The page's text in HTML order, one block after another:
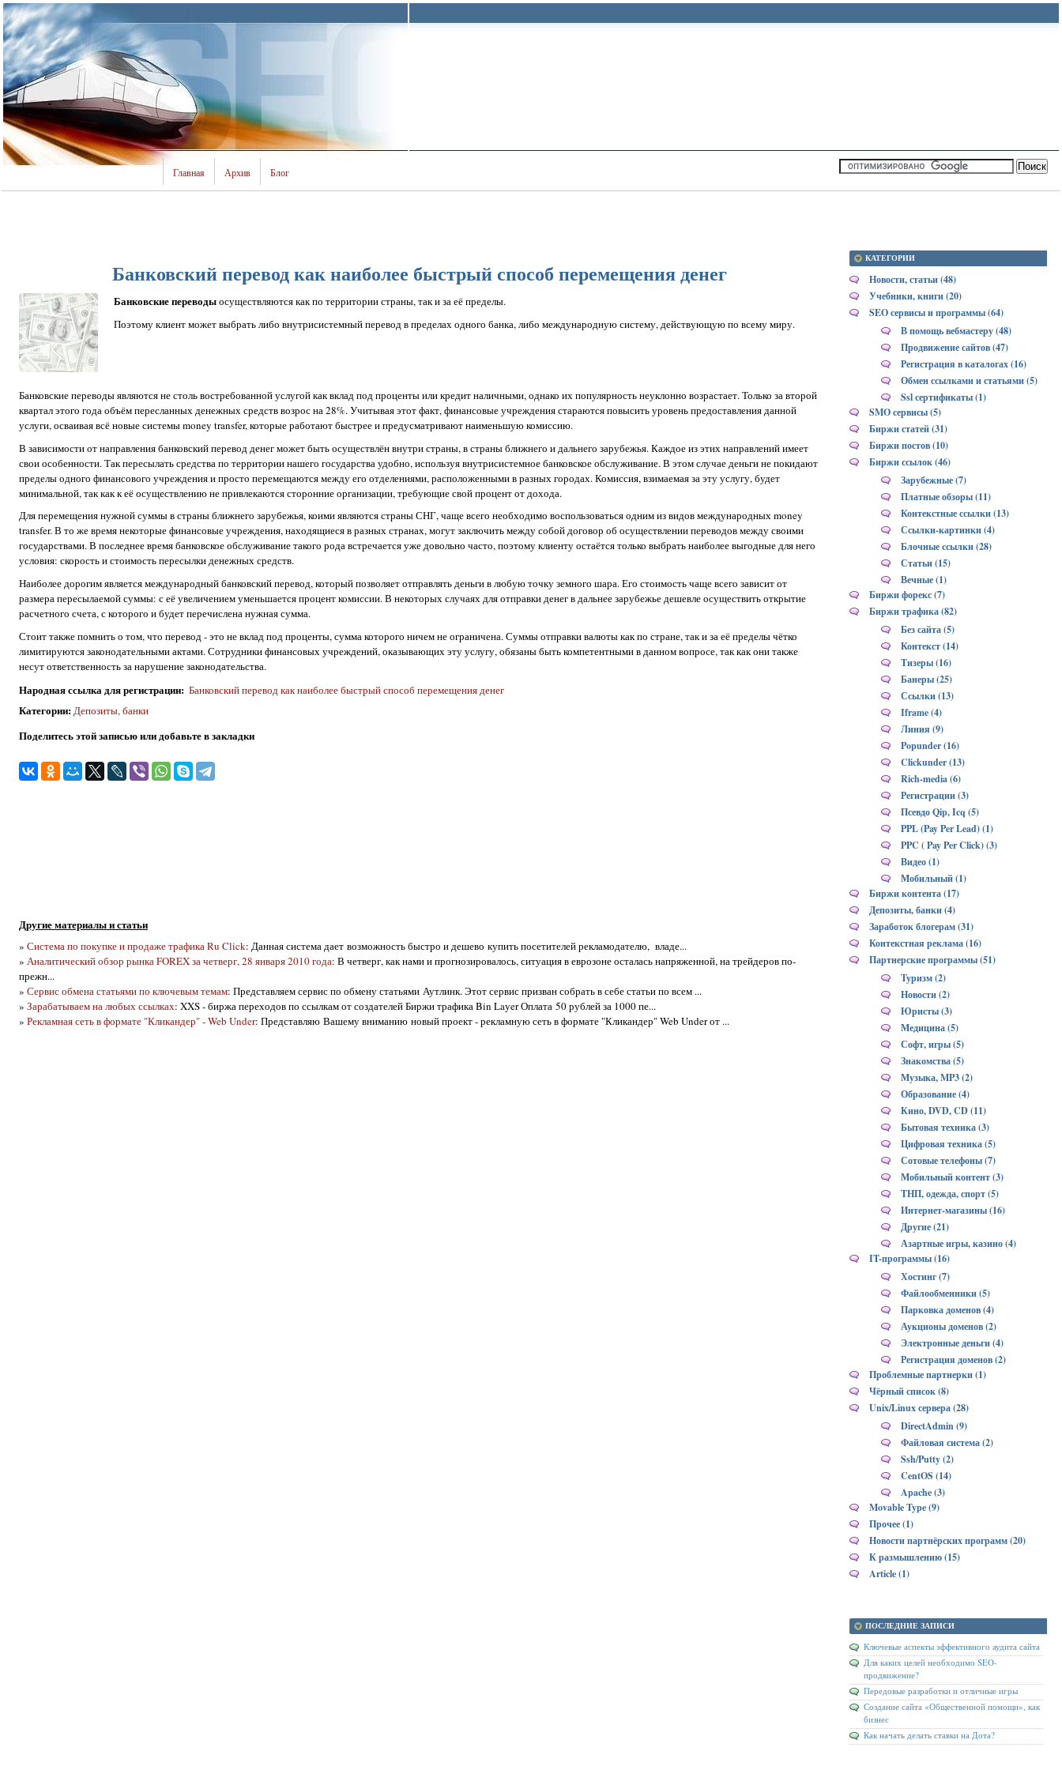
Главная Архив Блог
Банковский перевод как наиболее быстрый способ перемещения денег
Банковские переводыосуществляются как по территории страны, так и за её пределы.
Поэтому клиент может выбрать либо внутрисистемный перевод в пределах одного банка, либо международную систему, действующую по всему миру.
Банковские переводы являются не столь востребованной услугой как вклад под проценты или кредит наличными, однако их популярность неуклонно возрастает. Только за второй
квартал этого года объём пересланных денежных средств возрос на 28%. Учитывая этот факт, финансовые учреждения стараются повысить уровень предоставления данной
услуги, осваивая всё новые системы money transfer, которые работают быстрее и предусматривают наименьшую комиссию.
В зависимости от направления банковский перевод денег может быть осуществлён внутри страны, в страны ближнего и дальнего зарубежья. Каждое из этих направлений имеет
свои особенности. Так пересылать средства по территории нашего государства удобно, используя внутрисистемное банковское обслуживание. В этом случае деньги не покидают
пределы одного финансового учреждения и просто перемещаются между его отделениями, расположенными в разных городах. Комиссия, взимаемая за эту услугу, будет
минимальной, так как к её осуществлению не привлекаются сторонние организации, требующие свой процент от дохода.
Для перемещения нужной суммы в страны ближнего зарубежья, коими являются страны СНГ, чаще всего необходимо воспользоваться одним из видов международных money
transfer. В то же время некоторые финансовые учреждения, находящиеся в разных странах, могут заключить между собой договор об осуществлении переводов между своими
государствами. В последнее время банковское обслуживание такого рода встречается уже довольно часто, поэтому клиенту остаётся только выбрать наиболее выгодные для него
условия: скорость и стоимость пересылки денежных средств.
Наиболее дорогим является международный банковский перевод, который позволяет отправлять деньги в любую точку земного шара. Его стоимость чаще всего зависит от
размера пересылаемой суммы: с её увеличением уменьшается процент комиссии. В некоторых случаях для отправки денег в дальнее зарубежье дешевле осуществить открытие
расчетного счета, с которого и будет перечислена нужная сумма.
Стоит также помнить о том, что перевод - это не вклад под проценты, сумма которого ничем не ограничена. Суммы отправки валюты как по стране, так и за её пределы чётко
лимитируются законодательными актами. Сотрудники финансовых учреждений, оказывающих эту услугу, обязаны быть компетентными в данном вопросе, так как они также
несут ответственность за нарушение законодательства.
Народная ссылка для регистрации: Банковский перевод как наиболее быстрый способ перемещения денег
Категории:Депозиты, банки
Поделитесь этой записью или добавьте в закладки
Другие материалы и статьи
» Система по покупке и продаже трафика Ru Click: Данная система дает возможность быстро и дешево купить посетителей рекламодателю, владе...
» Аналитический обзор рынка FOREX за четверг, 28 января 2010 года: В четверг, как нами и прогнозировалось, ситуация в еврозоне осталась напряженной, на трейдеров по-
прежн...
» Сервис обмена статьями по ключевым темам: Представляем сервис по обмену статьями Аутлинк. Этот сервис призван собрать в себе статьи по всем ...
» Зарабатываем на любых ссылках: XXS - биржа переходов по ссылкам от создателей Биржи трафика Bin Layer Оплата 50 рублей за 1000 пе...
» Рекламная сеть в формате "Кликандер" - Web Under: Представляю Вашему вниманию новый проект - рекламную сеть в формате "Кликандер" Web Under от ...
КАТЕГОРИИ
Новости, статьи (48)
Учебники, книги (20)
SEO сервисы и программы (64)
В помощь вебмастеру (48)
Продвижение сайтов (47)
Регистрация в каталогах (16)
Обмен ссылками и статьями (5)
Ssl сертификаты (1)
SMO сервисы (5)
Биржи статей (31)
Биржи постов (10)
Биржи ссылок (46)
Зарубежные (7)
Платные обзоры (11)
Контекстные ссылки (13)
Ссылки-картинки (4)
Блочные ссылки (28)
Статьи (15)
Вечные (1)
Биржи форекс (7)
Биржи трафика (82)
Без сайта (5)
Контекст (14)
Тизеры (16)
Банеры (25)
Ссылки (13)
Iframe (4)
Линия (9)
Popunder (16)
Clickunder (13)
Rich-media (6)
Регистрации (3)
Псевдо Qip, Icq (5)
PPL (Pay Per Lead) (1)
PPC ( Pay Per Click) (3)
Видео (1)
Мобильный (1)
Биржи контента (17)
Депозиты, банки (4)
Заработок блогерам (31)
Контекстная реклама (16)
Партнерские программы (51)
Туризм (2)
Новости (2)
Юристы (3)
Медицина (5)
Софт, игры (5)
Знакомства (5)
Музыка, MP3 (2)
Образование (4)
Кино, DVD, CD (11)
Бытовая техника (3)
Цифровая техника (5)
Сотовые телефоны (7)
Мобильный контент (3)
ТНП, одежда, спорт (5)
Интернет-магазины (16)
Другие (21)
Азартные игры, казино (4)
IT-программы (16)
Хостинг (7)
Файлообменники (5)
Парковка доменов (4)
Аукционы доменов (2)
Электронные деньги (4)
Регистрация доменов (2)
Проблемные партнерки (1)
Чёрный список (8)
Unix/Linux сервера (28)
DirectAdmin (9)
Файловая система (2)
Ssh/Putty (2)
CentOS (14)
Apache (3)
Movable Type (9)
Прочее (1)
Новости партнёрских программ (20)
К размышлению (15)
Article (1)
ПОСЛЕДНИЕ ЗАПИСИ
Ключевые аспекты эффективного аудита сайта
Для каких целей необходимо SEO-
продвижение?
Передовые разработки и отличные игры
Создание сайта «Общественной помощи», как
бизнес
Как начать делать ставки на Дота?